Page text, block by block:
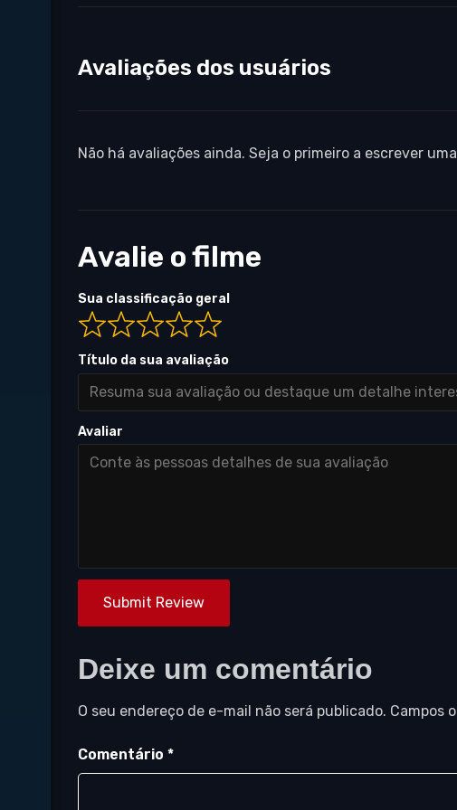
Avaliações dos usuários
Não há avaliações ainda. Seja o primeiro a escrever
Avalie o filme
Sua classificação geral
Título da sua avaliação
Avaliar
Submit Review
Deixe um comentário
O seu endereço de e-mail não será publicado. Campos
Comentário*